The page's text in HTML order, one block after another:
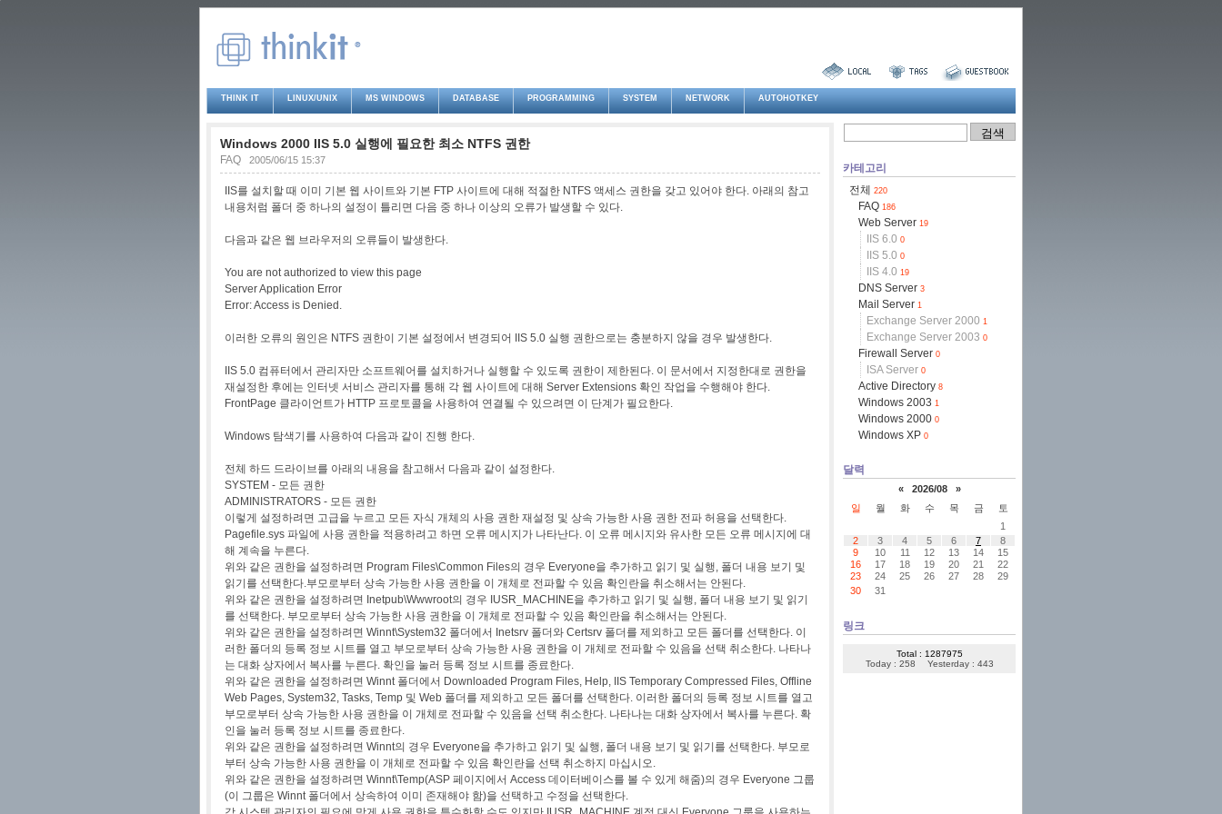
THINK IT LINUX/UNIX MS WINDOWS DATABASE PROGRAMMING SYSTEM NETWORK AUTOHOTKEY
Windows 2000 IIS 5.0 실행에 필요한 최소 NTFS 권한
FAQ 2005/06/15 15:37
IIS를 설치할 때 이미 기본 웹 사이트와 기본 FTP 사이트에 대해 적절한 NTFS 액세스 권한을 갖고 있어야 한다. 아래의 참고
내용처럼 폴더 중 하나의 설정이 틀리면 다음 중 하나 이상의 오류가 발생할 수 있다.
다음과 같은 웹 브라우저의 오류들이 발생한다.
You are not authorized to view this page
Server Application Error
Error: Access is Denied.
이러한 오류의 원인은 NTFS 권한이 기본 설정에서 변경되어 IIS 5.0 실행 권한으로는 충분하지 않을 경우 발생한다.
IIS 5.0 컴퓨터에서 관리자만 소프트웨어를 설치하거나 실행할 수 있도록 권한이 제한된다. 이 문서에서 지정한대로 권한을
재설정한 후에는 인터넷 서비스 관리자를 통해 각 웹 사이트에 대해 Server Extensions 확인 작업을 수행해야 한다.
FrontPage 클라이언트가 HTTP 프로토콜을 사용하여 연결될 수 있으려면 이 단계가 필요한다.
Windows 탐색기를 사용하여 다음과 같이 진행 한다.
전체 하드 드라이브를 아래의 내용을 참고해서 다음과 같이 설정한다.
SYSTEM - 모든 권한
ADMINISTRATORS - 모든 권한
이렇게 설정하려면 고급을 누르고 모든 자식 개체의 사용 권한 재설정 및 상속 가능한 사용 권한 전파 허용을 선택한다.
Pagefile.sys 파일에 사용 권한을 적용하려고 하면 오류 메시지가 나타난다. 이 오류 메시지와 유사한 모든 오류 메시지에 대
해 계속을 누른다.
위와 같은 권한을 설정하려면 Program Files\Common Files의 경우 Everyone을 추가하고 읽기 및 실행, 폴더 내용 보기 및
읽기를 선택한다.부모로부터 상속 가능한 사용 권한을 이 개체로 전파할 수 있음 확인란을 취소해서는 안된다.
위와 같은 권한을 설정하려면 Inetpub\Wwwroot의 경우 IUSR_MACHINE을 추가하고 읽기 및 실행, 폴더 내용 보기 및 읽기
를 선택한다. 부모로부터 상속 가능한 사용 권한을 이 개체로 전파할 수 있음 확인란을 취소해서는 안된다.
위와 같은 권한을 설정하려면 Winnt\System32 폴더에서 Inetsrv 폴더와 Certsrv 폴더를 제외하고 모든 폴더를 선택한다. 이
러한 폴더의 등록 정보 시트를 열고 부모로부터 상속 가능한 사용 권한을 이 개체로 전파할 수 있음을 선택 취소한다. 나타나
는 대화 상자에서 복사를 누른다. 확인을 눌러 등록 정보 시트를 종료한다.
위와 같은 권한을 설정하려면 Winnt 폴더에서 Downloaded Program Files, Help, IIS Temporary Compressed Files, Offline
Web Pages, System32, Tasks, Temp 및 Web 폴더를 제외하고 모든 폴더를 선택한다. 이러한 폴더의 등록 정보 시트를 열고
부모로부터 상속 가능한 사용 권한을 이 개체로 전파할 수 있음을 선택 취소한다. 나타나는 대화 상자에서 복사를 누른다. 확
인을 눌러 등록 정보 시트를 종료한다.
위와 같은 권한을 설정하려면 Winnt의 경우 Everyone을 추가하고 읽기 및 실행, 폴더 내용 보기 및 읽기를 선택한다. 부모로
부터 상속 가능한 사용 권한을 이 개체로 전파할 수 있음 확인란을 선택 취소하지 마십시오.
위와 같은 권한을 설정하려면 Winnt\Temp(ASP 페이지에서 Access 데이터베이스를 볼 수 있게 해줌)의 경우 Everyone 그룹
(이 그룹은 Winnt 폴더에서 상속하여 이미 존재해야 함)을 선택하고 수정을 선택한다.
카테고리
전체
220
FAQ 186
Web Server 19
IIS 6.0 0
IIS 5.0 0
IIS 4.0 19
DNS Server 3
Mail Server 1
Exchange Server 2000 1
Exchange Server 2003 0
Firewall Server 0
ISA Server 0
Active Directory 8
Windows 2003 1
Windows 2000 0
Windows XP 0
달력
« 2026/08
»
일
월 화 수 목 금
토
1
2
3 4 5 6 7
8
9
10 11 12 13 14
15
16
17 18 19 20 21
22
23
24 25 26 27 28
29
30
31
링크
Total : 1287975
Today : 258
Yesterday : 443